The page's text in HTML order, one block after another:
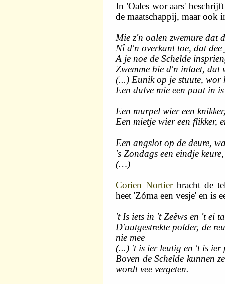
In 'Oales wor aars'
de maatschappij, maar ook
Mie z'n oalen zwemure dat
Nî d'n overkant toe, dat dee
A je noe de Schelde
Zwemme bie d'n inlaet, dat
(...) Eunik op je stuute,
Een dulve mie een puut in
Een murpel wier een
Een mietje wier een flikker,
Een angslot op de deure,
's Zondags een eindje
(…)
Corien Nortierbracht de
heet 'Zóma een vesje' en is
't Is iets in 't Zeêws en 't ei
D'uutgestrekte polder, de
nie mee
(...) 't is ier leutig en 't is ier
Boven de Schelde kunnen
wordt vee vergeten.